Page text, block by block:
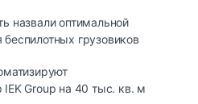
назвали оптимальной
грузовиков
Group на 40 тыс. кв. м